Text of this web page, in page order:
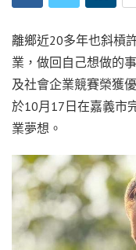
離鄉近20多年也斜槓
業，做回自己想做的
及社會企業競賽榮獲
於10月17日在嘉義市
業夢想。